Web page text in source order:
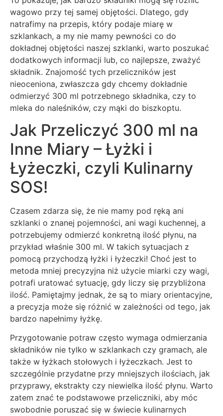
wagowo przy tej samej objętości. Dlatego, gdy
natrafimy na przepis, który podaje miarę w
szklankach, a my nie mamy pewności co do
dokładnej objętości naszej szklanki, warto poszukać
dodatkowych informacji lub, co najlepsze, zważyć
składnik. Znajomość tych przeliczników jest
nieoceniona, zwłaszcza gdy chcemy dokładnie
odmierzyć 300 ml potrzebnego składnika, czy to
mleka do naleśników, czy mąki do biszkoptu.
Jak Przeliczyć 300 ml na
Inne Miary – Łyżki i
Łyżeczki, czyli Kulinarny
SOS!
Czasem zdarza się, że nie mamy pod ręką ani
szklanki o znanej pojemności, ani wagi kuchennej, a
potrzebujemy odmierzć konkretną ilość płynu, na
przykład właśnie 300 ml. W takich sytuacjach z
pomocą przychodzą łyżki i łyżeczki! Choć jest to
metoda mniej precyzyjna niż użycie miarki czy wagi,
potrafi uratować sytuację, gdy liczy się przybliżona
ilość. Pamiętajmy jednak, że są to miary orientacyjne,
a precyzja może się różnić w zależności od tego, jak
bardzo napełnimy łyżkę.
Przygotowanie potraw często wymaga odmierzania
składników nie tylko w szklankach czy gramach, ale
także w łyżkach stołowych i łyżeczkach. Jest to
szczególnie przydatne przy mniejszych ilościach, jak
przyprawy, ekstrakty czy niewielka ilość płynu. Warto
zatem znać te podstawowe przeliczniki, aby móc
swobodnie poruszać się w świecie kulinarnych